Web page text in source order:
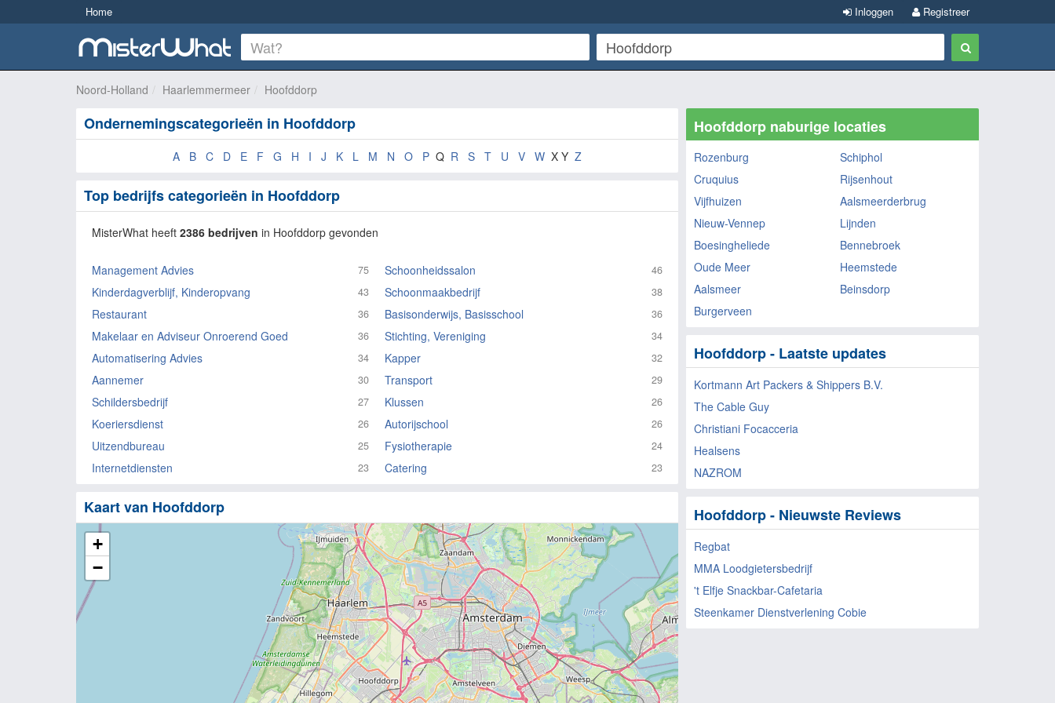
Home Registreer
Inloggen
Noord-Holland Haarlemmermeer Hoofddorp
Ondernemingscategorieën in Hoofddorp
A B C D E F G H I J K L M N O P Q R S T U V W X Y Z
Top bedrijfs categorieën in Hoofddorp
MisterWhat heeft 2386 bedrijven in Hoofddorp gevonden
Management Advies 75 Schoonheidssalon 46
Kinderdagverblijf, Kinderopvang 43 Schoonmaakbedrijf 38
Restaurant 36 Basisonderwijs, Basisschool 36
Makelaar en Adviseur Onroerend Goed 36 Stichting, Vereniging 34
Automatisering Advies 34 Kapper 32
Aannemer 30 Transport 29
Schildersbedrijf 27 Klussen 26
Koeriersdienst 26 Autorijschool 26
Uitzendbureau 25 Fysiotherapie 24
Internetdiensten 23 Catering 23
Kaart van Hoofddorp
+
−
Hoofddorp naburige locaties
Rozenburg
Schiphol
Cruquius
Rijsenhout
Vijfhuizen
Aalsmeerderbrug
Nieuw-Vennep
Lijnden
Boesingheliede
Bennebroek
Oude Meer
Heemstede
Aalsmeer
Beinsdorp
Burgerveen
Hoofddorp - Laatste updates
Kortmann Art Packers & Shippers B.V.
The Cable Guy
Christiani Focacceria
Healsens
NAZROM
Hoofddorp - Nieuwste Reviews
Regbat
MMA Loodgietersbedrijf
't Elfje Snackbar-Cafetaria
Steenkamer Dienstverlening Cobie